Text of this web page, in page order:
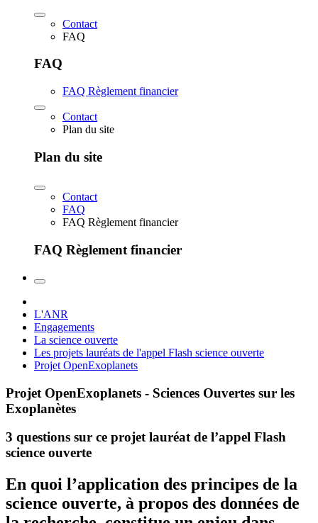
Contact
FAQ
FAQ
FAQ Règlement financier
Contact
Plan du site
Plan du site
Contact
FAQ
FAQ Règlement financier
FAQ Règlement financier
L'ANR
Engagements
La science ouverte
Les projets lauréats de l'appel Flash science ouverte
Projet OpenExoplanets
Projet OpenExoplanets - Sciences Ouvertes sur les
Exoplanètes
3 questions sur ce projet lauréat de l’appel Flash
science ouverte
En quoi l’application des principes de la
science ouverte, à propos des données de